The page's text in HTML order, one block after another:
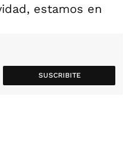
estamos en
SUSCRIBITE